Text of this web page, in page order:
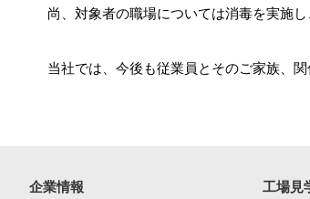
尚、対象者の職場については消毒を実施
当社では、今後も従業員とそのご家族、
企業情報
工場見